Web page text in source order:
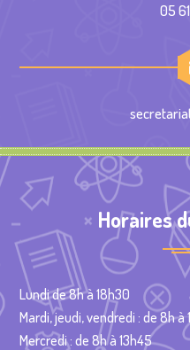
05
Horaires
Lundi de 8h à 18h30
Mardi, jeudi, vendredi : de 8h à
Mercredi : de 8h à 13h45